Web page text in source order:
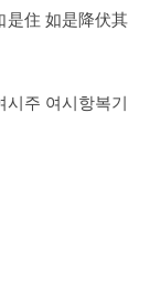
是住 如是降伏其
주 여시항복기